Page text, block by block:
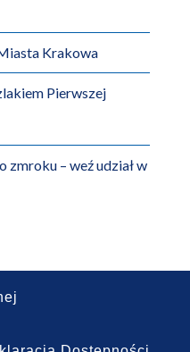
Krakowa
Pierwszej
– weź udział w